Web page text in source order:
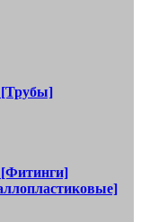
[Трубы]
[Фитинги]